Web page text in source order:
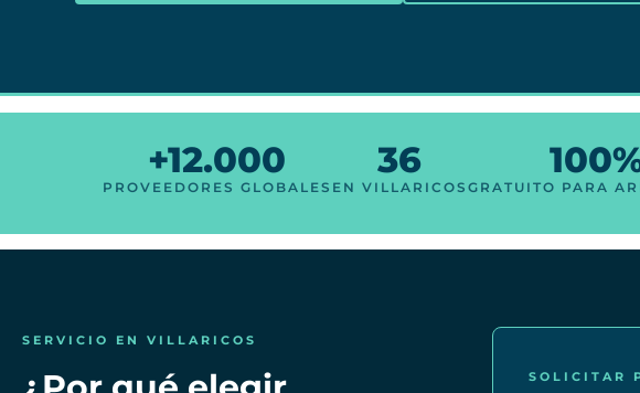
+12.000
PROVEEDORES GLOBALES
36
EN VILLARICOS GRATUITO PARA
SERVICIO EN VILLARICOS
SOLICITAR